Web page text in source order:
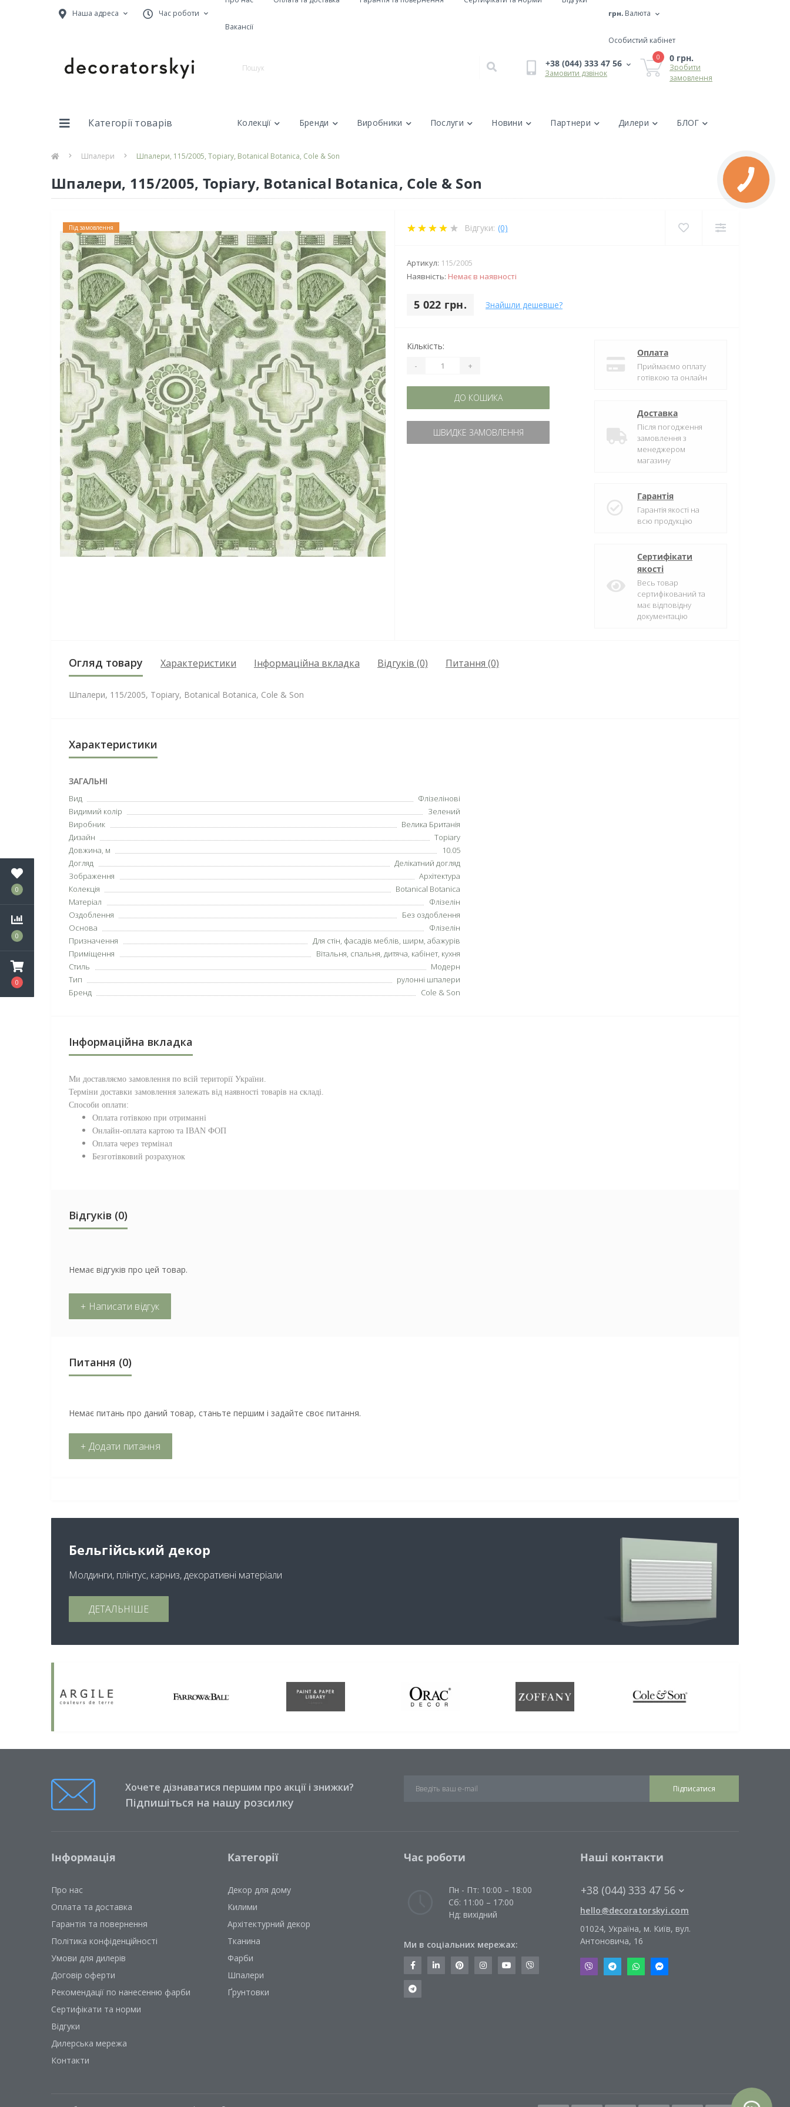
0
0
0
Наша адреса Час роботи
Вакансії
грн. Валюта
Особистий кабінет
+38 (044) 333 47 56
Замовити дзвінок
0 0 грн.
Зробити
замовлення
Категорії товарів Колекції Бренди Виробники Послуги Новини Партнери Дилери БЛОГ
Шпалери Шпалери, 115/2005, Topiary, Botanical Botanica, Cole & Son
Шпалери, 115/2005, Topiary, Botanical Botanica, Cole & Son
Під замовлення Відгуки: (0)
Артикул: 115/2005
Наявність: Немає в наявності
5 022 грн. Знайшли дешевше?
Кількість:
- +
ДО КОШИКА
ШВИДКЕ ЗАМОВЛЕННЯ
Оплата
Приймаємо оплату
готівкою та онлайн
Доставка
Після погодження
замовлення з
менеджером
магазину
Гарантія
Гарантія якості на
всю продукцію
Сертифікати
якості
Весь товар
сертифікований та
має відповідну
документацію
Огляд товару Характеристики Інформаційна вкладка Відгуків (0) Питання (0)
Шпалери, 115/2005, Topiary, Botanical Botanica, Cole & Son
Характеристики
ЗАГАЛЬНІ
Вид
Флізелінові
Видимий колір
Зелений
Виробник
Велика Британія
Дизайн
Topiary
Довжина, м
10.05
Догляд
Делікатний догляд
Зображення
Архітектура
Колекція
Botanical Botanica
Матеріал
Флізелін
Оздоблення
Без оздоблення
Основа
Флізелін
Призначення
Для стін, фасадів меблів, ширм, абажурів
Приміщення
Вітальня, спальня, дитяча, кабінет, кухня
Стиль
Модерн
Тип
рулонні шпалери
Бренд
Cole & Son
Інформаційна вкладка
Ми доставляємо замовлення по всій території України.
Терміни доставки замовлення залежать від наявності товарів на складі.
Способи оплати:
Оплата готівкою при отриманні
Онлайн-оплата картою та IBAN ФОП
Оплата через термінал
Безготівковий розрахунок
Відгуків (0)
Немає відгуків про цей товар.
+ Написати відгук
Питання (0)
Немає питань про даний товар, станьте першим і задайте своє питання.
+ Додати питання
Бельгійський декор
Молдинги, плінтус, карниз, декоративні матеріали
ДЕТАЛЬНІШЕ
Хочете дізнаватися першим про акції і знижки?
Підпишіться на нашу розсилку
Підписатися
Інформація
Про нас
Оплата та доставка
Гарантія та повернення
Політика конфіденційності
Умови для дилерів
Договір оферти
Рекомендації по нанесенню фарби
Сертифікати та норми
Відгуки
Дилерська мережа
Контакти
Категорії
Декор для дому
Килими
Архітектурний декор
Тканина
Фарби
Шпалери
Ґрунтовки
Час роботи
Пн - Пт: 10:00 – 18:00
Сб: 11:00 – 17:00
Нд: вихідний
Ми в соціальних мережах:
Наші контакти
+38 (044) 333 47 56
hello@decoratorskyi.com
01024, Україна, м. Київ, вул.
Антоновича, 16